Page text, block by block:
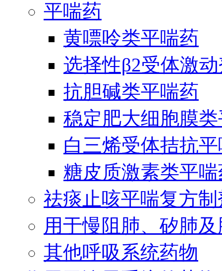
平喘药
黄嘌呤类平喘药
选择性β2受体激
抗胆碱类平喘药
稳定肥大细胞膜
白三烯受体拮抗
糖皮质激素类平
祛痰止咳平喘复方制
用于慢阻肺、矽肺
其他呼吸系统药物